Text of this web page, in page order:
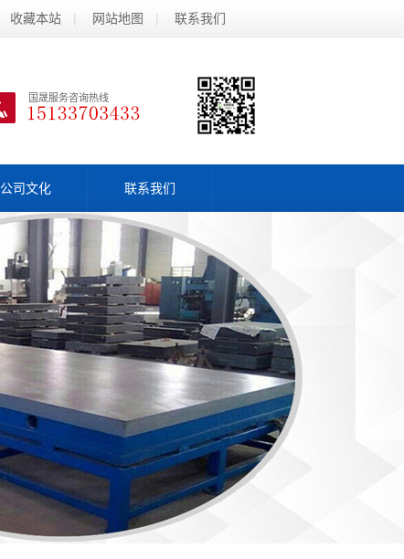
收藏本站 | 网站地图 | 联系我们
国晟服务咨询热线
公司文化 联系我们